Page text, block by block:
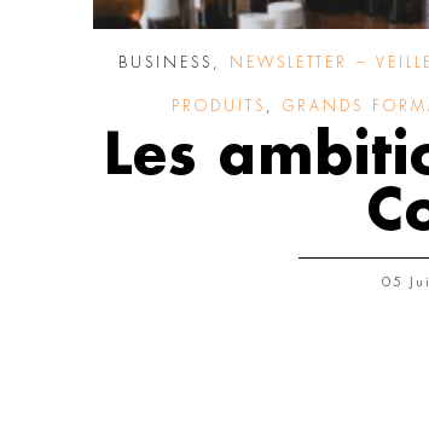
BUSINESS NEWSLETTER –
PRODUITS GRANDS
Les
05